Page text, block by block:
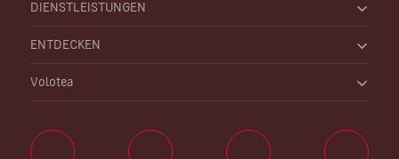
DIENSTLEISTUNGEN
ENTDECKEN
Volotea